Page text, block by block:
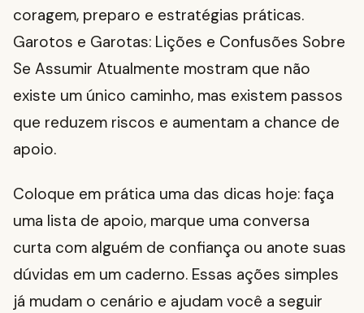
coragem, preparo e estratégias práticas.
Garotos e Garotas: Lições e Confusões Sobre
Se Assumir Atualmente mostram que não
existe um único caminho, mas existem passos
que reduzem riscos e aumentam a chance de
apoio.
Coloque em prática uma das dicas hoje: faça
uma lista de apoio, marque uma conversa
curta com alguém de confiança ou anote suas
dúvidas em um caderno. Essas ações simples
já mudam o cenário e ajudam você a seguir